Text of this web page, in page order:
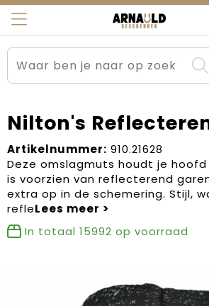
Relatiegeschenken
Sportkleding
Werkkleding
Kleding en textiel
Tassen
Beurs en Evenementen
Brievenbuspakketten
Carnaval
Dag van de Zorg
Kerstartikelen
Arnauld Kerstpakketten
MijnEigenKadootje
Ons team
Contact
Blogs
Nilton's
Artikelnummer: 910.21628
Deze omslagmuts houdt je hoofd
is voorzien van reflecterend
extra op in de schemering. Stijl,
refle
In totaal 15992 op voorraad